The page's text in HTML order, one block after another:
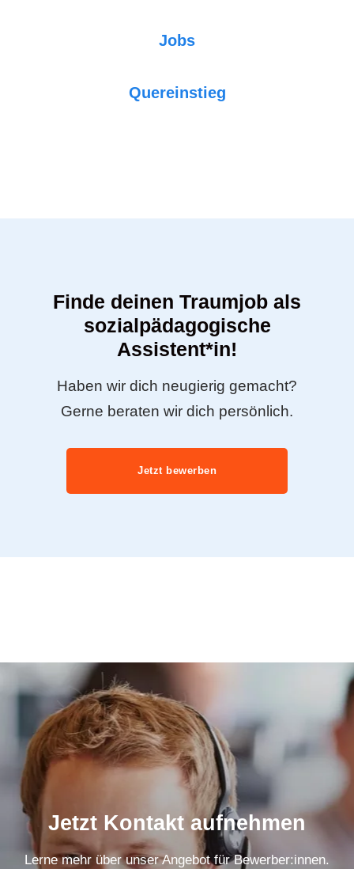
Jobs
Quereinstieg
Finde deinen Traumjob als
sozialpädagogische
Assistent*in!
Haben wir dich neugierig gemacht?
Gerne beraten wir dich persönlich.
Jetzt bewerben
Jetzt Kontakt aufnehmen
Lerne mehr über unser Angebot für Bewerber:innen.